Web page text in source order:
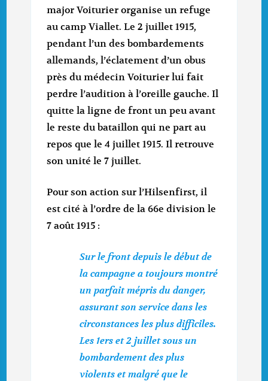
major Voiturier organise un refuge
au camp Viallet. Le 2 juillet 1915,
pendant l’un des bombardements
allemands, l’éclatement d’un obus
près du médecin Voiturier lui fait
perdre l’audition à l’oreille gauche. Il
quitte la ligne de front un peu avant
le reste du bataillon qui ne part au
repos que le 4 juillet 1915. Il retrouve
son unité le 7 juillet.
Pour son action sur l’Hilsenfirst, il
est cité à l’ordre de la 66e division le
7 août 1915 :
Sur le front depuis le début de
la campagne a toujours montré
un parfait mépris du danger,
assurant son service dans les
circonstances les plus difficiles.
Les 1ers et 2 juillet sous un
bombardement des plus
violents et malgré que le